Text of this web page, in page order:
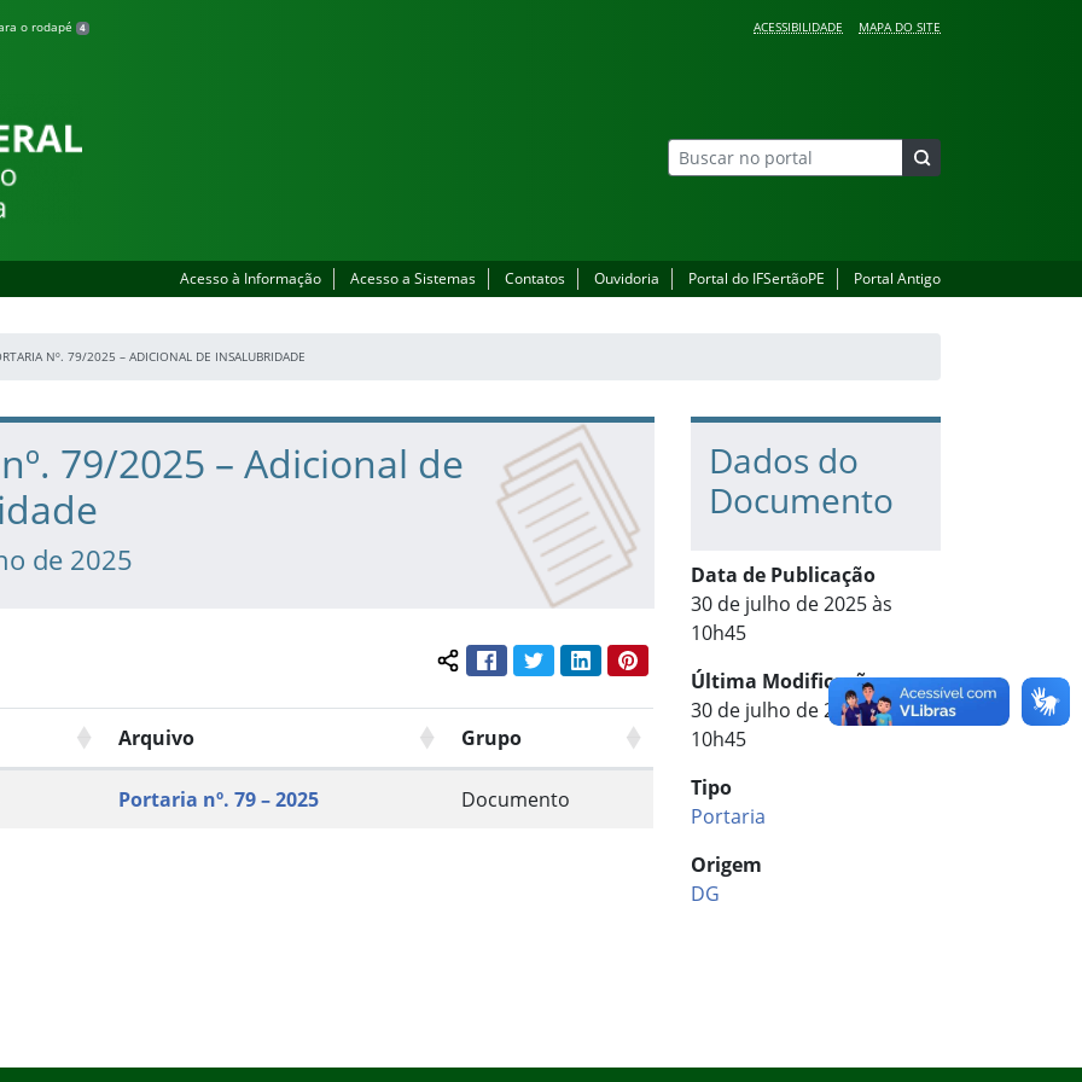
o rodapé 4 ACESSIBILIDADE MAPA DO SITE
Acesso à Informação Acesso a Sistemas Contatos Ouvidoria Portal do IFSertãoPE Portal Antigo
Nº. 79/2025 – ADICIONAL DE INSALUBRIDADE
79/2025 – Adicional de
de 2025
Compartilhar conteúdo:
FacebookTwitterLinkedInPinterest
Arquivo Grupo
Portaria nº. 79 – 2025 Documento
Dados do
Documento
Data de Publicação
30 de julho de 2025 às
10h45
Última Modificação
30 de julho de 2025 às
10h45
Tipo
Portaria
Origem
DG